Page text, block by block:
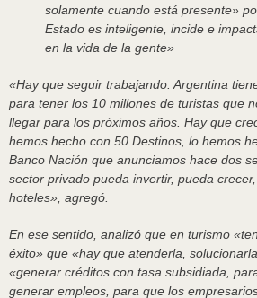
solamente cuando está presente»
Estado es inteligente, incide e
en la vida de la gente»
«Hay que seguir trabajando. Argentina
para tener los 10 millones de turistas que
llegar para los próximos años. Hay que
hemos hecho con 50 Destinos, lo hemos
Banco Nación que anunciamos hace dos
sector privado pueda invertir, pueda
hoteles», agregó.
En ese sentido, analizó que en turismo
éxito» que «hay que atenderla,
«generar créditos con tasa subsidiada,
generar empleos, para que los